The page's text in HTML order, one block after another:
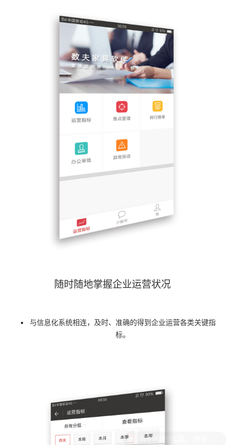
随时随地掌握企业运营状况
与信息化系统相连，及时、准确的得到企业运营各类关键指
标。